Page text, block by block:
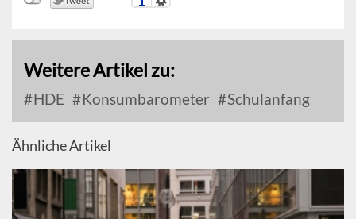
Weitere Artikel zu:
HDE Konsumbarometer Schulanfang
Ähnliche Artikel